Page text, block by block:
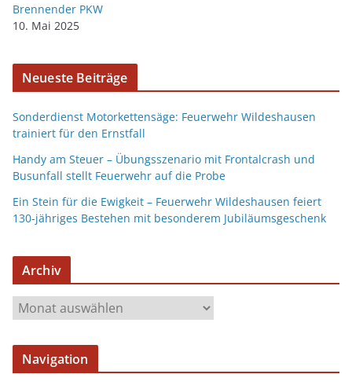
Brennender PKW
10. Mai 2025
Neueste Beiträge
Sonderdienst Motorkettensäge: Feuerwehr Wildeshausen
trainiert für den Ernstfall
Handy am Steuer – Übungsszenario mit Frontalcrash und
Busunfall stellt Feuerwehr auf die Probe
Ein Stein für die Ewigkeit – Feuerwehr Wildeshausen feiert
130-jähriges Bestehen mit besonderem Jubiläumsgeschenk
Archiv
Navigation